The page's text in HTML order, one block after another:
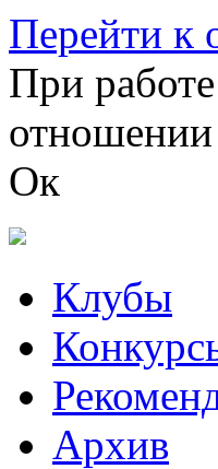
Перейти к
При
Ок
Клубы
Архив